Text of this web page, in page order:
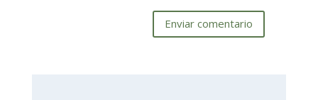
Enviar comentario